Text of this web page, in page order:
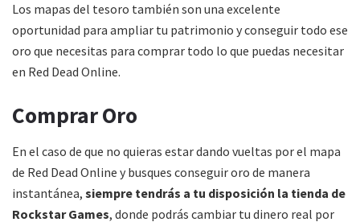
Los mapas del tesoro también son una excelente
oportunidad para ampliar tu patrimonio y conseguir todo ese
oro que necesitas para comprar todo lo que puedas necesitar
en Red Dead Online.
Comprar Oro
En el caso de que no quieras estar dando vueltas por el mapa
de Red Dead Online y busques conseguir oro de manera
instantánea, siempre tendrás a tu disposición la tienda de
Rockstar Games, donde podrás cambiar tu dinero real por